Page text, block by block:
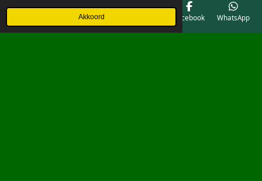
Akkoord
Telefoonnummer Facebook WhatsApp